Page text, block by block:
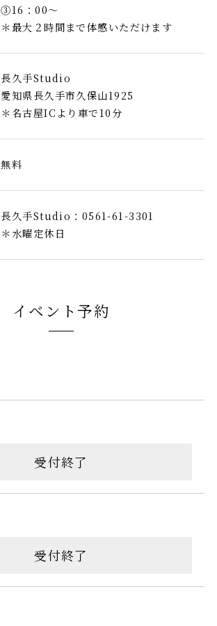
③16：00～
＊最大２時間まで体感いただけます
長久手Studio
愛知県長久手市久保山1925
＊名古屋ICより車で10分
無料
長久手Studio：0561-61-3301
＊水曜定休日
イベント予約
受付終了
受付終了